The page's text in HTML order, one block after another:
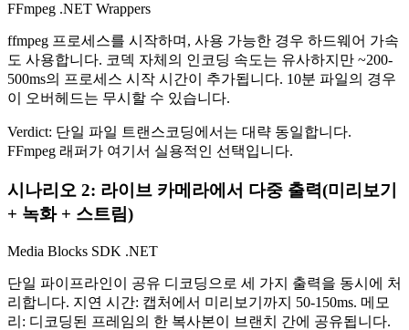
FFmpeg .NET Wrappers
ffmpeg 프로세스를 시작하며, 사용 가능한 경우 하드웨어 가속
도 사용합니다. 코덱 자체의 인코딩 속도는 유사하지만 ~200-
500ms의 프로세스 시작 시간이 추가됩니다. 10분 파일의 경우
이 오버헤드는 무시할 수 있습니다.
Verdict: 단일 파일 트랜스코딩에서는 대략 동일합니다.
FFmpeg 래퍼가 여기서 실용적인 선택입니다.
시나리오 2: 라이브 카메라에서 다중 출력(미리보기
+ 녹화 + 스트림)
Media Blocks SDK .NET
단일 파이프라인이 공유 디코딩으로 세 가지 출력을 동시에 처
리합니다. 지연 시간: 캡처에서 미리보기까지 50-150ms. 메모
리: 디코딩된 프레임의 한 복사본이 브랜치 간에 공유됩니다.